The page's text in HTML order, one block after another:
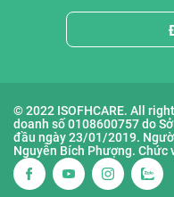
© 2022 ISOFHCARE. All
doanh số 0108600757 do
đầu ngày 23/01/2019.
Nguyễn Bích Phượng. Chức